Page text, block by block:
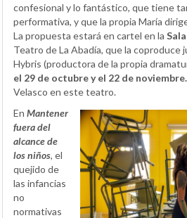
confesional y lo fantástico, que tiene
performativa, y que la propia María
La propuesta estará en cartel en la
Teatro de La Abadía, que la coproduce
Hybris (productora de la propia
el 29 de octubre y el 22 de noviembre.
Velasco en este teatro.
En Mantener
fuera del
alcance de
los niños, el
quejido de
las infancias
no
normativas